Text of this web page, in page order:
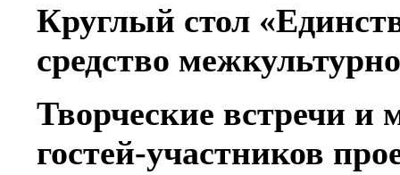
Круглый стол
средство
Творческие встречи и
гостей-участников